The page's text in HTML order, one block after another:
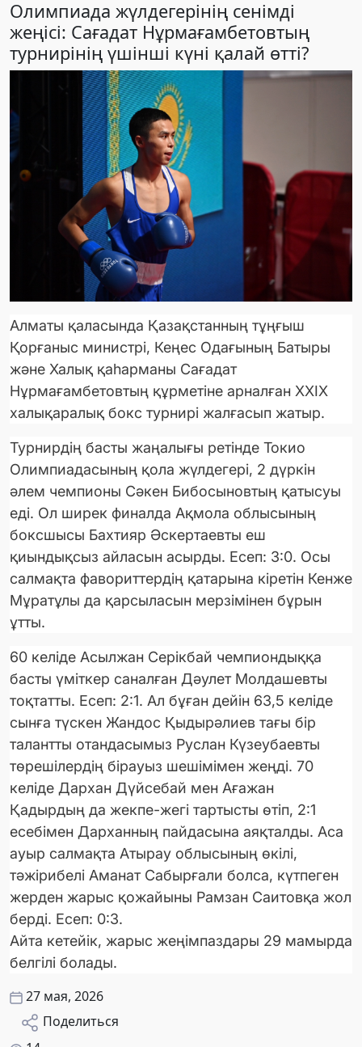
Олимпиада жүлдегерінің сенімді
жеңісі: Сағадат Нұрмағамбетовтың
турнирінің үшінші күні қалай өтті?
Алматы қаласында Қазақстанның тұңғыш
Қорғаныс министрі, Кеңес Одағының Батыры
және Халық қаһарманы Сағадат
Нұрмағамбетовтың құрметіне арналған XXIX
халықаралық бокс турнирі жалғасып жатыр.
Турнирдің басты жаңалығы ретінде Токио
Олимпиадасының қола жүлдегері, 2 дүркін
әлем чемпионы Сәкен Бибосыновтың қатысуы
еді. Ол ширек финалда Ақмола облысының
боксшысы Бахтияр Әскертаевты еш
қиындықсыз айласын асырды. Есеп: 3:0. Осы
салмақта фавориттердің қатарына кіретін Кенже
Мұратұлы да қарсыласын мерзімінен бұрын
ұтты.
60 келіде Асылжан Серікбай чемпиондыққа
басты үміткер саналған Дәулет Молдашевты
тоқтатты. Есеп: 2:1. Ал бұған дейін 63,5 келіде
сынға түскен Жандос Қыдырәлиев тағы бір
талантты отандасымыз Руслан Күзеубаевты
төрешілердің бірауыз шешімімен жеңді. 70
келіде Дархан Дүйсебай мен Ағажан
Қадырдың да жекпе-жегі тартысты өтіп, 2:1
есебімен Дарханның пайдасына аяқталды. Аса
ауыр салмақта Атырау облысының өкілі,
тәжірибелі Аманат Сабырғали болса, күтпеген
жерден жарыс қожайыны Рамзан Саитовқа жол
берді. Есеп: 0:3.
Айта кетейік, жарыс жеңімпаздары 29 мамырда
белгілі болады.
27 мая, 2026
Поделиться